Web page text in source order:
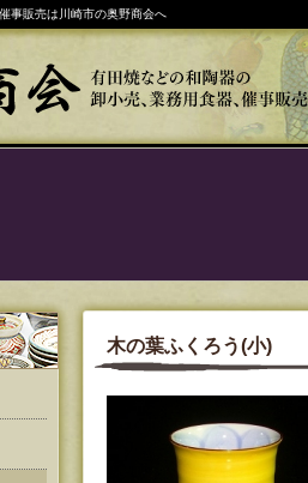
事販売は川崎市の奥野商会へ
木の葉ふくろう(小)